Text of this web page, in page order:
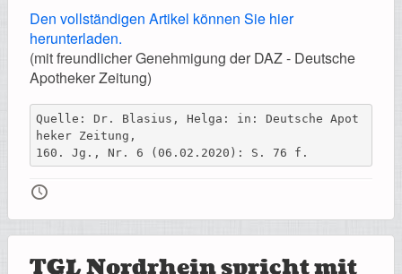
Den vollständigen Artikel können Sie hier
herunterladen.
(mit freundlicher Genehmigung der DAZ - Deutsche
Apotheker Zeitung)
Quelle: Dr. Blasius, Helga: in: Deutsche Apot
heker Zeitung,
160. Jg., Nr. 6 (06.02.2020): S. 76 f.
🕔